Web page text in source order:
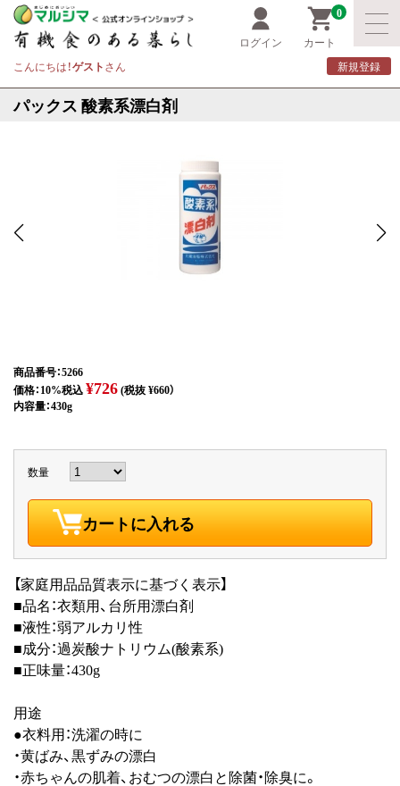
ログイン
0
カート
こんにちは！ゲストさん 新規登録
パックス 酸素系漂白剤
商品番号：5266
価格：10%税込¥726(税抜 ¥660）
内容量：430g
数量
カートに入れる
【家庭用品品質表示に基づく表示】
■品名：衣類用、台所用漂白剤
■液性：弱アルカリ性
■成分：過炭酸ナトリウム(酸素系)
■正味量：430g
用途
●衣料用：洗濯の時に
・黄ばみ、黒ずみの漂白
・赤ちゃんの肌着、おむつの漂白と除菌・除臭に。